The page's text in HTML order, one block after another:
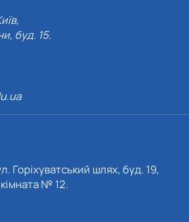
буд. 15.
Горіхуватський шлях, буд. 19,
№ 12.